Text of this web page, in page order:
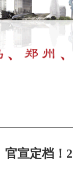
官宣定档！